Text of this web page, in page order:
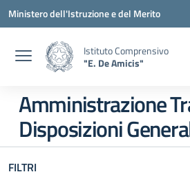
Vai ai contenuti
Vai al menu di navigazione
Vai al footer
Ministero dell'Istruzione e del Merito
Istituto Comprensivo
"E. De Amicis"
Amministrazione
Disposizioni
FILTRI